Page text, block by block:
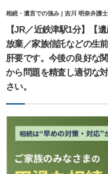
相続・遺言での強み | 吉川 明奈弁護
【JR／近鉄津駅1分】【
放棄／家族信託などの生
肝要です。今後の良好な
から問題を精査し適切な
さい。